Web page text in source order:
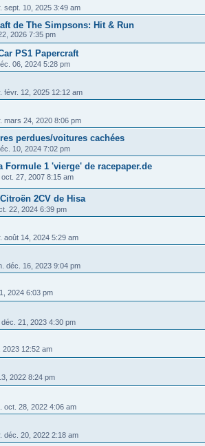
sept. 10, 2025 3:49 am
de The Simpsons: Hit & Run
2026 7:35 pm
PS1 Papercraft
06, 2024 5:28 pm
févr. 12, 2025 12:12 am
mars 24, 2020 8:06 pm
perdues/voitures cachées
10, 2024 7:02 pm
Formule 1 'vierge' de racepaper.de
27, 2007 8:15 am
2CV de Hisa
22, 2024 6:39 pm
août 14, 2024 5:29 am
déc. 16, 2023 9:04 pm
2024 6:03 pm
déc. 21, 2023 4:30 pm
2023 12:52 am
2022 8:24 pm
oct. 28, 2022 4:06 am
déc. 20, 2022 2:18 am